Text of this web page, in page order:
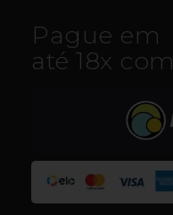
Pague em
até 18x com